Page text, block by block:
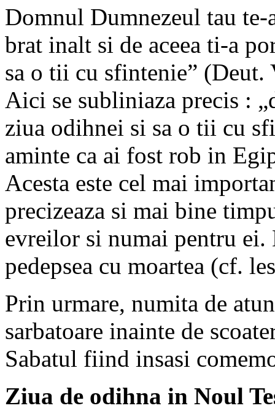
Domnul Dumnezeul tau te-
brat inalt si de aceea ti-a
sa o tii cu sfintenie”
Aici se subliniaza precis :
ziua odihnei si sa o tii cu
aminte ca ai fost rob in
Acesta este cel mai
precizeaza si mai bine
evreilor si numai pentru ei.
pedepsea cu moartea (cf.
Prin urmare, numita de
sarbatoare inainte de
Sabatul fiind insasi
Ziua de odihna in Noul